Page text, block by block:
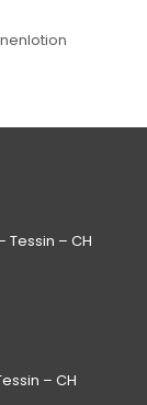
Tessin – CH
– CH